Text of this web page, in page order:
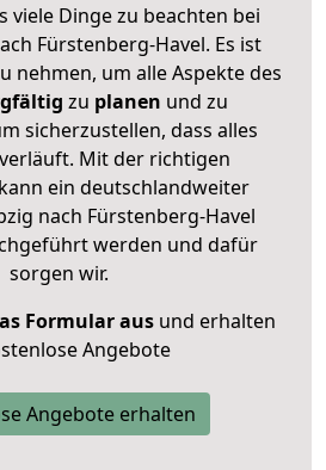
viele Dinge zu beachten bei
Fürstenberg-Havel. Es ist
nehmen, um alle Aspekte des
zu planen und zu
sicherzustellen, dass alles
Mit der richtigen
ein deutschlandweiter
nach Fürstenberg-Havel
werden und dafür
sorgen wir.
Formular ausund erhalten
Angebote
Angebote erhalten